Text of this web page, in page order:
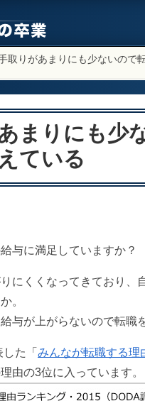
取りがあまりにも少ないので
まりにも少
ている
与に満足していますか？
にくくなってきており、
。
与が上がらないので転職
た「 みんなが転職する理
由の3位に入っています。